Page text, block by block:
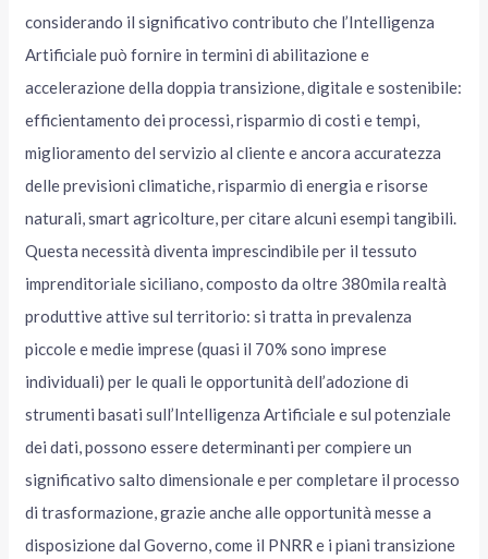
considerando il significativo contributo che l’Intelligenza
Artificiale può fornire in termini di abilitazione e
accelerazione della doppia transizione, digitale e sostenibile:
efficientamento dei processi, risparmio di costi e tempi,
miglioramento del servizio al cliente e ancora accuratezza
delle previsioni climatiche, risparmio di energia e risorse
naturali, smart agricolture, per citare alcuni esempi tangibili.
Questa necessità diventa imprescindibile per il tessuto
imprenditoriale siciliano, composto da oltre 380mila realtà
produttive attive sul territorio: si tratta in prevalenza
piccole e medie imprese (quasi il 70% sono imprese
individuali) per le quali le opportunità dell’adozione di
strumenti basati sull’Intelligenza Artificiale e sul potenziale
dei dati, possono essere determinanti per compiere un
significativo salto dimensionale e per completare il processo
di trasformazione, grazie anche alle opportunità messe a
disposizione dal Governo, come il PNRR e i piani transizione